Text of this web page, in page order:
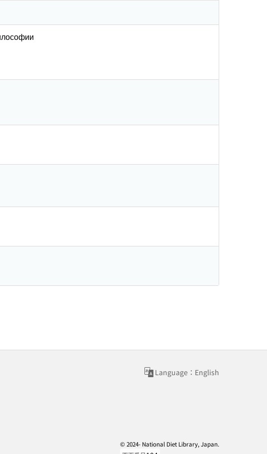
Language：English
© 2024- National Diet Library, Japan.